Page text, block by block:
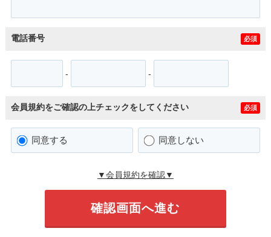
電話番号 必須
- -
会員規約をご確認の上チェックをしてください 必須
同意する 同意しない
▼会員規約を確認▼